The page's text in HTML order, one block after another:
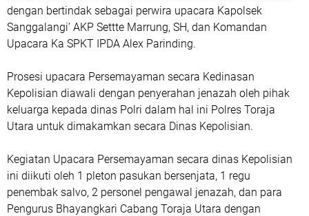
dengan bertindak sebagai perwira upacara Kapolsek
Sanggalangi’ AKP Settte Marrung, SH, dan Komandan
Upacara Ka SPKT IPDA Alex Parinding.
Prosesi upacara Persemayaman secara Kedinasan
Kepolisian diawali dengan penyerahan jenazah oleh pihak
keluarga kepada dinas Polri dalam hal ini Polres Toraja
Utara untuk dimakamkan secara Dinas Kepolisian.
Kegiatan Upacara Persemayaman secara dinas Kepolisian
ini diikuti oleh 1 pleton pasukan bersenjata, 1 regu
penembak salvo, 2 personel pengawal jenazah, dan para
Pengurus Bhayangkari Cabang Toraja Utara dengan